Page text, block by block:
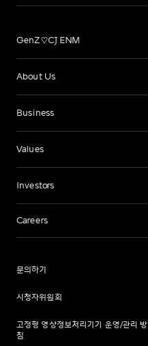
GenZ♡CJ ENM
About Us
Business
Values
Investors
Careers
문의하기
시청자위원회
고정형 영상정보처리기기 운영/관리 방
침